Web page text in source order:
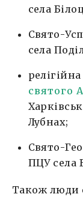
села
Свято-
села
святого
Лубнах;
Свято-
ПЦУ села
Також люди